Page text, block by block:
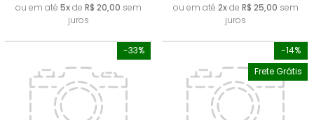
ou em até 5xde R$ 20,00 sem
juros
ou em até 2xde R$ 25,00 sem
juros
-33%
-14%
Frete Grátis